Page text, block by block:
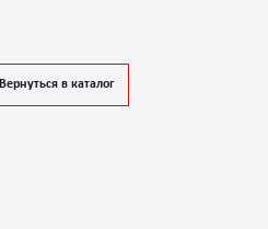
Вернуться в каталог